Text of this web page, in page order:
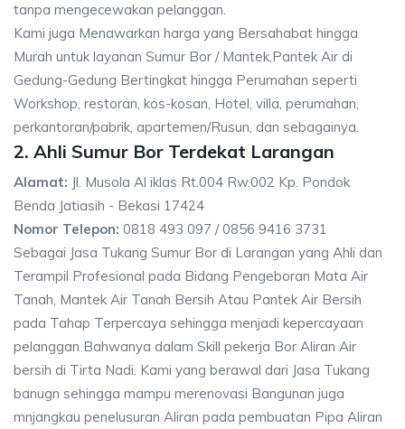
tanpa mengecewakan pelanggan.
Kami juga Menawarkan harga yang Bersahabat hingga
Murah untuk layanan Sumur Bor / Mantek,Pantek Air di
Gedung-Gedung Bertingkat hingga Perumahan seperti
Workshop, restoran, kos-kosan, Hotel, villa, perumahan,
perkantoran/pabrik, apartemen/Rusun, dan sebagainya.
2. Ahli Sumur Bor Terdekat Larangan
Alamat: Jl. Musola Al iklas Rt.004 Rw.002 Kp. Pondok
Benda Jatiasih - Bekasi 17424
Nomor Telepon: 0818 493 097 / 0856 9416 3731
Sebagai Jasa Tukang Sumur Bor di Larangan yang Ahli dan
Terampil Profesional pada Bidang Pengeboran Mata Air
Tanah, Mantek Air Tanah Bersih Atau Pantek Air Bersih
pada Tahap Terpercaya sehingga menjadi kepercayaan
pelanggan Bahwanya dalam Skill pekerja Bor Aliran Air
bersih di Tirta Nadi. Kami yang berawal dari Jasa Tukang
banugn sehingga mampu merenovasi Bangunan juga
mnjangkau penelusuran Aliran pada pembuatan Pipa Aliran